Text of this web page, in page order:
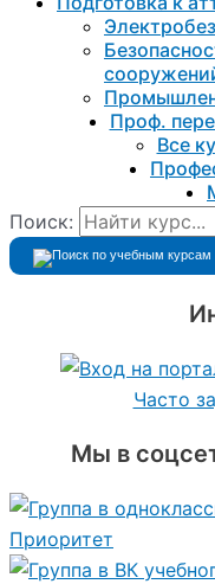
Проф.
Все
Поиск:
Часто
Мы в